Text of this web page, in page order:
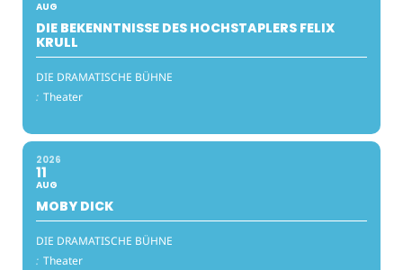
AUG
DIE BEKENNTNISSE DES HOCHSTAPLERS FELIX
KRULL
DIE DRAMATISCHE BÜHNE
: Theater
2026
11
AUG
MOBY DICK
DIE DRAMATISCHE BÜHNE
: Theater